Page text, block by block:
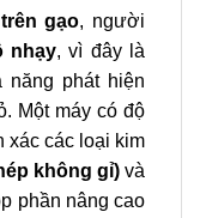
gạo, người
nhạy, vì đây là
năng phát hiện
Một máy có độ
xác các loại kim
không gỉ)và
phần nâng cao